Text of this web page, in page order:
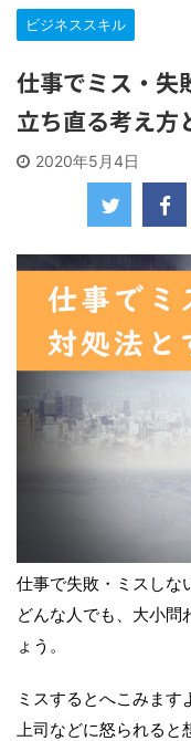
ビジネススキル
仕事でミス・失
立ち直る考え方
2020年5月4日
仕事で失敗・ミスしな
どんな人でも、大小問
ょう。
ミスするとへこみます
上司などに怒られると